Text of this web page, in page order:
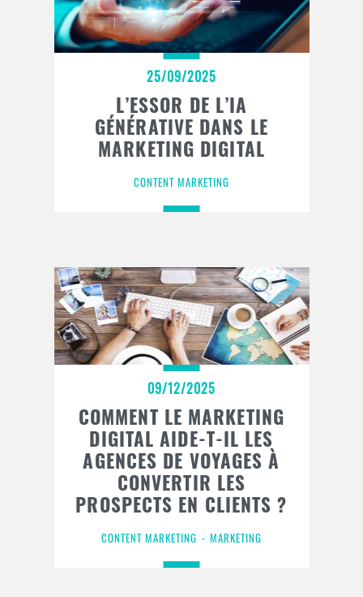
25/09/2025
L’ESSOR DE L’IA
GÉNÉRATIVE DANS LE
MARKETING DIGITAL
CONTENT MARKETING
09/12/2025
COMMENT LE MARKETING
DIGITAL AIDE-T-IL LES
AGENCES DE VOYAGES À
CONVERTIR LES
PROSPECTS EN CLIENTS ?
CONTENT MARKETING MARKETING